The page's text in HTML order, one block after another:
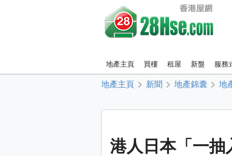
地產主頁 買樓 租屋 新盤 服務
地產主頁 新聞 地產錦囊 地
港人日本「一抽